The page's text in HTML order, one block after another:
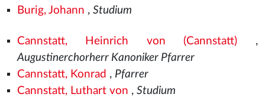
Burig, Johann , Studium
Cannstatt, Heinrich von (Cannstatt) ,
Augustinerchorherr Kanoniker Pfarrer
Cannstatt, Konrad , Pfarrer
Cannstatt, Luthart von , Studium